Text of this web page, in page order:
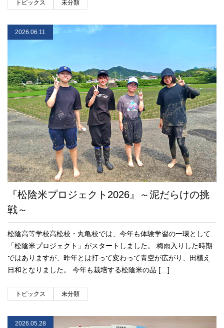
トピックス 未分類
2026.06.11
『松陰米プロジェクト2026』～泥だらけの挑
戦～
松陰高等学校高松校・丸亀校では、今年も体験学習の一環として
「松陰米プロジェクト」がスタートしました。 梅雨入りした時期
ではありますが、昨年とは打って変わって青空が広がり、田植え
日和となりました。 今年も栽培する松陰米の品 […]
トピックス 未分類
2026.05.28